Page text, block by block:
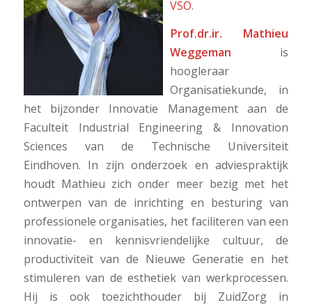
VSO.
Prof.dr.ir. Mathieu
Weggeman is
hoogleraar
Organisatiekunde, in
het bijzonder Innovatie Management aan de
Faculteit Industrial Engineering & Innovation
Sciences van de Technische Universiteit
Eindhoven. In zijn onderzoek en adviespraktijk
houdt Mathieu zich onder meer bezig met het
ontwerpen van de inrichting en besturing van
professionele organisaties, het faciliteren van een
innovatie- en kennisvriendelijke cultuur, de
productiviteit van de Nieuwe Generatie en het
stimuleren van de esthetiek van werkprocessen.
Hij is ook toezichthouder bij ZuidZorg in